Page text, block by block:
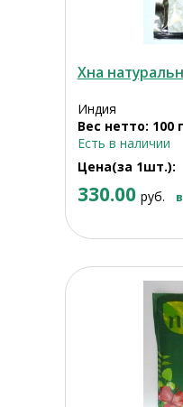
Хна
Индия
Вес нетто: 100 г
Есть в наличии
Цена(за 1шт.):
330.00 руб.